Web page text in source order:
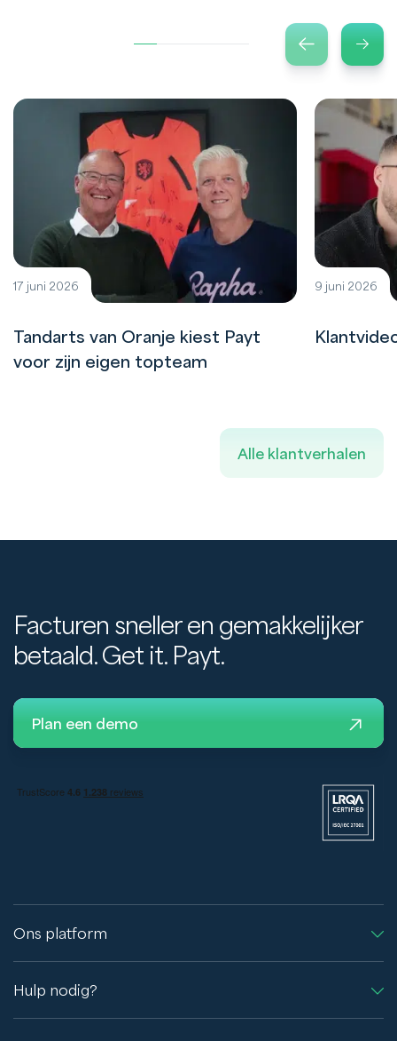
17 juni 2026
Tandarts van Oranje kiest Payt
voor zijn eigen topteam
9 juni 2026
Alle klantverhalen
Facturen sneller en gemakkelijker
betaald. Get it. Payt.
Plan een demo
Ons platform
Hulp nodig?